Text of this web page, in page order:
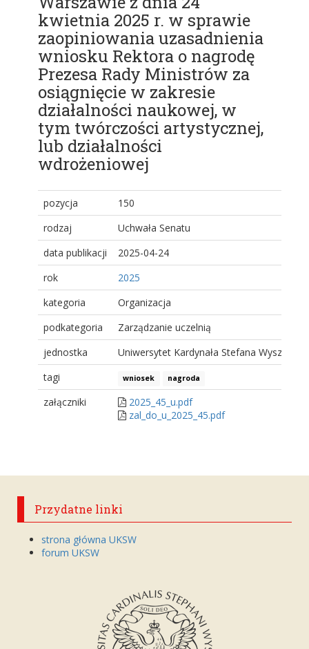
kwietnia 2025 r. w sprawie
zaopiniowania uzasadnienia
wniosku Rektora o nagrodę
Prezesa Rady Ministrów za
osiągnięcie w zakresie
działalności naukowej, w
tym twórczości artystycznej,
lub działalności
wdrożeniowej
pozycja
150
rodzaj
Uchwała Senatu
data publikacji
2025-04-24
rok
2025
kategoria
Organizacja
podkategoria
Zarządzanie uczelnią
jednostka
Uniwersytet Kardynała Stefana
tagi
wniosek nagroda
załączniki
2025_45_u.pdf
zal_do_u_2025_45.pdf
Przydatne linki
strona główna UKSW
forum UKSW